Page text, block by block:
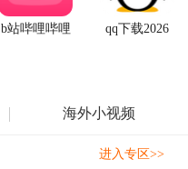
b站哔哩哔哩
qq下载2026
海外小视频
进入专区>>